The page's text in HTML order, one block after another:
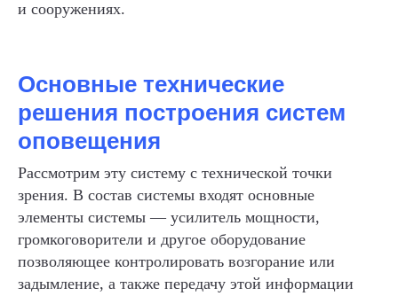
и сооружениях.
Основные технические
решения построения систем
оповещения
Рассмотрим эту систему с технической точки
зрения. В состав системы входят основные
элементы системы — усилитель мощности,
громкоговорители и другое оборудование
позволяющее контролировать возгорание или
задымление, а также передачу этой информации